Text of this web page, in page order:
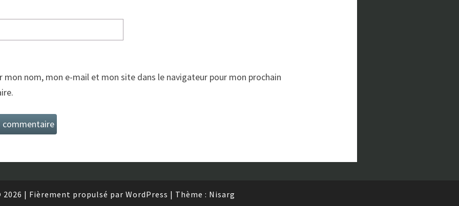
mon nom, mon e-mail et mon site dans le navigateur pour mon prochain
2026 | Fièrement propulsé par WordPress | Thème : Nisarg